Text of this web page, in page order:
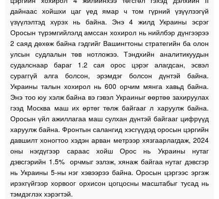
дайнаас хойшхи цаг үед ямар ч том гүрний үзүүлээгүй
үзүүлэлтэд хүрэх нь байна. Энэ 4 жилд Украины эсрэг
Оросын түрэмгийлэлд амссан хохирол нь нийлбэр дүнгээрээ
2 саяд дөхөж байна гэдгийг Вашингтоны стратегийн ба олон
улсын судлалын төв нотложээ. Тэндхийн аналитикуудын
судалснаар бараг 1.2 сая орос цэрэг алагдсан, эсвэл
сураггүй алга болсон, эрэмдэг болсон дүнтэй байна.
Украины талын хохирол нь 600 орчим мянга хавьд байна.
Энэ тоо юу хэлж байна вэ гэвэл Украиныг өөртөө захируулах
гээд Москва маш их өртөг төлж байгааг л харуулж байна.
Оросын үйл ажиллагаа маш сулхан дүнтэй байгааг цифрүүд
харуулж байна. Фронтын салангид хэсгүүдэд оросын цэргийн
давшилт хоногтоо хэдэн арван метрээр хязгаарлагдаж, 2024
оны нэгдүгээр сараас хойш Орос нь Украины нутаг
дэвсгэрийн 1.5% орчмыг эзлэж, хянаж байгаа нутаг дэвсгэр
нь Украины 5-ны нэг хэвээрээ байна. Оросын цэргээс эргэж
ирэхгүйгээр хорвоог орхисон цогцосны масштабыг тусад нь
тэмдэглэх хэрэгтэй.